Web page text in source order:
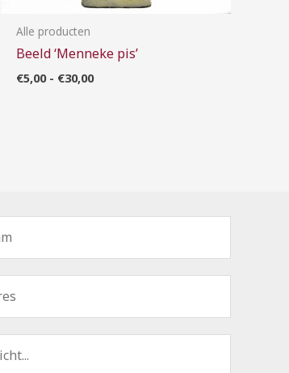
Alle producten
Beeld ‘Menneke pis’
€5,00 - €30,00